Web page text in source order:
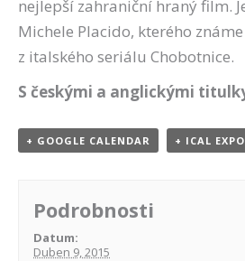
nejlepší zahraniční hraný film.
Michele Placido, kterého
z italského seriálu Chobotnice.
S českými a anglickými
+ GOOGLE CALENDAR + ICAL
Podrobnosti
Datum:
Duben 9, 2015